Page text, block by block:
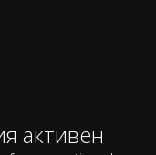
активен